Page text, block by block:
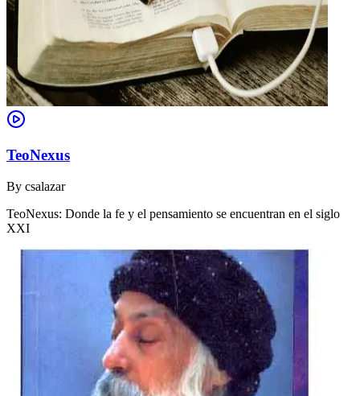
TeoNexus
By csalazar
TeoNexus: Donde la fe y el pensamiento se encuentran en el siglo
XXI